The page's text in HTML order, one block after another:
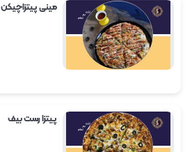
مینی پیتزاچیکن
پیتزا رست بیف